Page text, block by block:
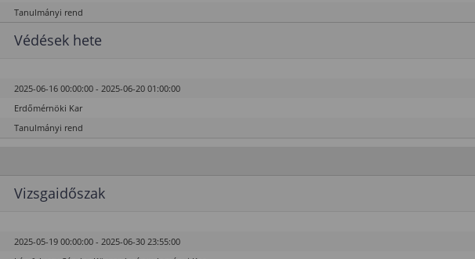
Tanulmányi rend
Védések hete
2025-06-16 00:00:00 - 2025-06-20 01:00:00
Erdőmérnöki Kar
Tanulmányi rend
Vizsgaidőszak
2025-05-19 00:00:00 - 2025-06-30 23:55:00